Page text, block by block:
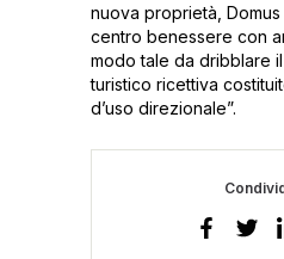
nuova proprietà,
centro benessere con
modo tale da dribblare
turistico ricettiva
d’uso direzionale”.